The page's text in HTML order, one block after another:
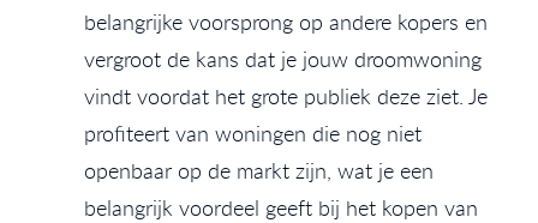
belangrijke voorsprong op andere kopers en
vergroot de kans dat je jouw droomwoning
vindt voordat het grote publiek deze ziet. Je
profiteert van woningen die nog niet
openbaar op de markt zijn, wat je een
belangrijk voordeel geeft bij het kopen van